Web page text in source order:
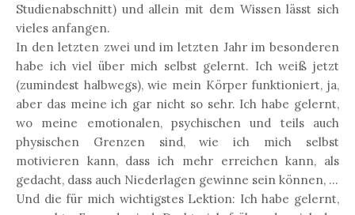
Studienabschnitt) und allein mit dem Wissen lässt sich
vieles anfangen.
In den letzten zwei und im letzten Jahr im besonderen
habe ich viel über mich selbst gelernt. Ich weiß jetzt
(zumindest halbwegs), wie mein Körper funktioniert, ja,
aber das meine ich gar nicht so sehr. Ich habe gelernt,
wo meine emotionalen, psychischen und teils auch
physischen Grenzen sind, wie ich mich selbst
motivieren kann, dass ich mehr erreichen kann, als
gedacht, dass auch Niederlagen gewinne sein können, ...
Und die für mich wichtigstes Lektion: Ich habe gelernt,